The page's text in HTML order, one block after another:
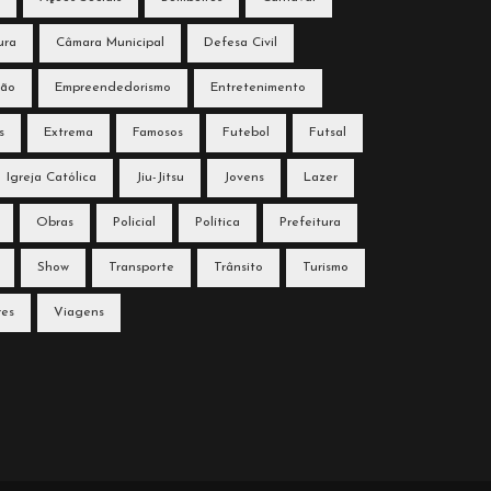
Câmara Municipal Defesa Civil
Empreendedorismo Entretenimento
Extrema Famosos Futebol Futsal
Igreja Católica Jiu-Jitsu Jovens Lazer
Obras Policial Política Prefeitura
Show Transporte Trânsito Turismo
Viagens